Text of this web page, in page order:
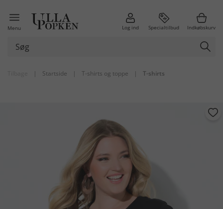
Menu Log ind Specialtilbud Indkøbskurv
| Startside | T-shirts og toppe | T-shirts